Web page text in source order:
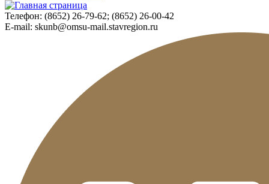
Телефон: (8652) 26-79-62; (8652) 26-00-42
E-mail: skunb@omsu-mail.stavregion.ru